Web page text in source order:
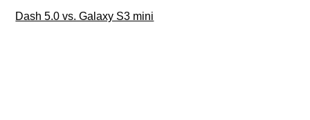
Dash 5.0 vs. Galaxy S3 mini